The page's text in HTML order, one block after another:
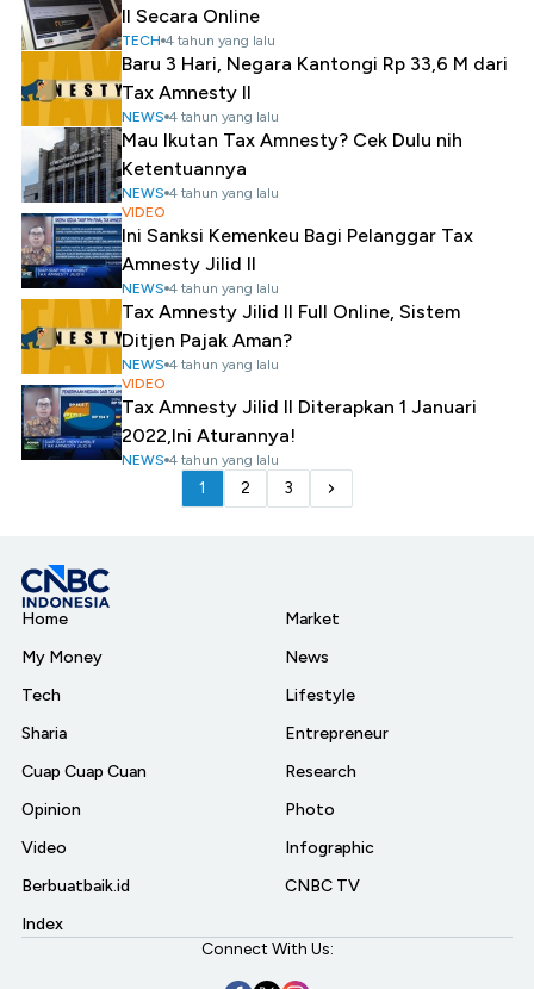
II Secara Online
TECH 4 tahun yang lalu
Baru 3 Hari, Negara Kantongi Rp 33,6 M dari
Tax Amnesty II
NEWS 4 tahun yang lalu
Mau Ikutan Tax Amnesty? Cek Dulu nih
Ketentuannya
NEWS 4 tahun yang lalu
VIDEO
Ini Sanksi Kemenkeu Bagi Pelanggar Tax
Amnesty Jilid II
NEWS 4 tahun yang lalu
Tax Amnesty Jilid II Full Online, Sistem
Ditjen Pajak Aman?
NEWS 4 tahun yang lalu
VIDEO
Tax Amnesty Jilid II Diterapkan 1 Januari
2022,Ini Aturannya!
NEWS 4 tahun yang lalu
1 2 3
Home
My Money
Tech
Sharia
Cuap Cuap Cuan
Opinion
Video
Berbuatbaik.id
Index
Market
News
Lifestyle
Entrepreneur
Research
Photo
Infographic
CNBC TV
Connect With Us: